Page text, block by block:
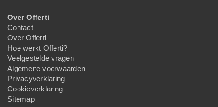
Over Offerti
Contact
Over Offerti
Hoe werkt Offerti?
Veelgestelde vragen
Algemene voorwaarden
Privacyverklaring
Cookieverklaring
Sitemap